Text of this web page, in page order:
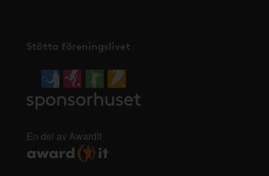
Stötta föreningslivet
En del av AwardIt